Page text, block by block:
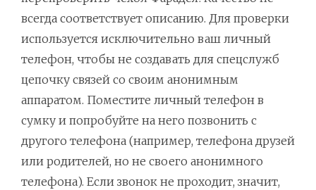
всегда соответствует описанию. Для проверки
используется исключительно ваш личный
телефон, чтобы не создавать для спецслужб
цепочку связей со своим анонимным
аппаратом. Поместите личный телефон в
сумку и попробуйте на него позвонить с
другого телефона (например, телефона друзей
или родителей, но не своего анонимного
телефона). Если звонок не проходит, значит,